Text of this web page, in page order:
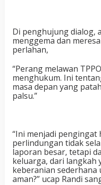
Di penghujung dialog,
menggema dan
perlahan,
“Perang melawan
menghukum. Ini
masa depan yang
palsu.”
“Ini menjadi pengingat
perlindungan tidak
laporan besar, tetapi
keluarga, dari langkah
keberanian sederhana
aman?” ucap Randi